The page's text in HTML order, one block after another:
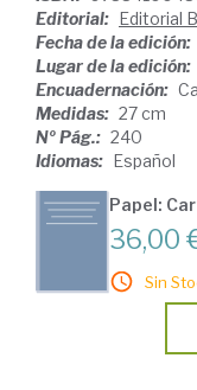
Editorial: Editorial
Fecha de la edición:
Lugar de la edición:
Encuadernación:
Medidas: 27 cm
Nº Pág.: 240
Idiomas: Español
Papel:
36,00
Sin